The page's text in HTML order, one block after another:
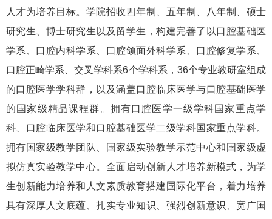
人才为培养目标。学院招收四年制、五年制、八年制、硕士
研究生、博士研究生以及留学生，构建完善了以口腔基础医
学系、口腔内科学系、口腔颌面外科学系、口腔修复学系、
口腔正畸学系、交叉学科系6个学科系，36个专业教研室组成
的口腔医学学科群，以及涵盖口腔临床医学与口腔基础医学
的国家级精品课程群。拥有口腔医学一级学科国家重点学
科、口腔临床医学和口腔基础医学二级学科国家重点学科。
拥有国家级教学团队、国家级实验教学示范中心和国家级虚
拟仿真实验教学中心。全面启动创新人才培养新模式，为学
生创新能力培养和人文素质教育搭建国际化平台，着力培养
具有深厚人文底蕴、扎实专业知识、强烈创新意识、宽广国